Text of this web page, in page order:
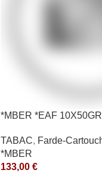
*MBER *EAF
TABAC, Farde-
*MBER
133,00 €